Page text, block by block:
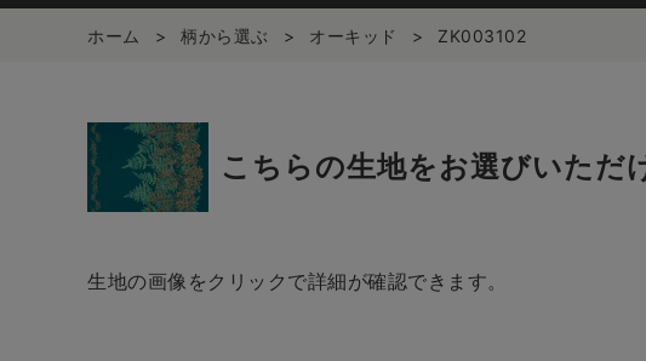
ホーム > 柄から選ぶ > オーキッド > ZK003102
こちらの生地をお選びいただ
生地の画像をクリックで詳細が確認できます。